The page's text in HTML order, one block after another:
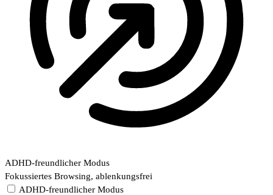
ADHD-freundlicher Modus
Fokussiertes Browsing, ablenkungsfrei
ADHD-freundlicher Modus